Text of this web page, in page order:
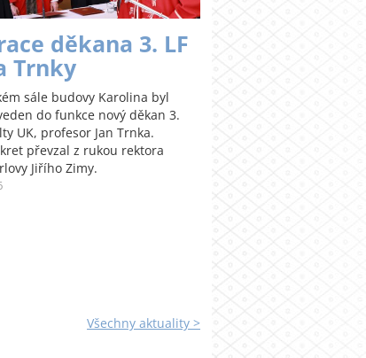
děkana 3. LF
Trnky
sále budovy Karolina byl
do funkce nový děkan 3.
UK, profesor Jan Trnka.
převzal z rukou rektora
Jiřího Zimy.
Všechny aktuality >